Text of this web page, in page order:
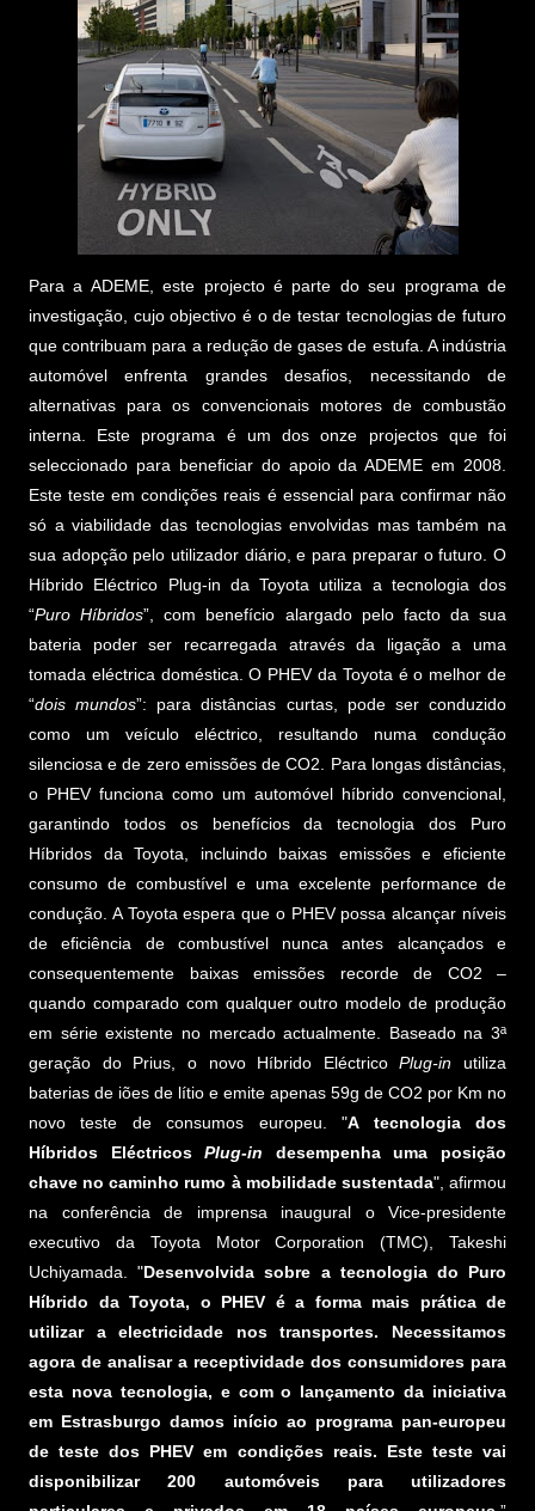
Para a ADEME, este projecto é parte do seu programa de
investigação, cujo objectivo é o de testar tecnologias de futuro
que contribuam para a redução de gases de estufa. A indústria
automóvel enfrenta grandes desafios, necessitando de
alternativas para os convencionais motores de combustão
interna. Este programa é um dos onze projectos que foi
seleccionado para beneficiar do apoio da ADEME em 2008.
Este teste em condições reais é essencial para confirmar não
só a viabilidade das tecnologias envolvidas mas também na
sua adopção pelo utilizador diário, e para preparar o futuro. O
Híbrido Eléctrico Plug-in da Toyota utiliza a tecnologia dos
“Puro Híbridos”, com benefício alargado pelo facto da sua
bateria poder ser recarregada através da ligação a uma
tomada eléctrica doméstica. O PHEV da Toyota é o melhor de
“dois mundos”: para distâncias curtas, pode ser conduzido
como um veículo eléctrico, resultando numa condução
silenciosa e de zero emissões de CO2. Para longas distâncias,
o PHEV funciona como um automóvel híbrido convencional,
garantindo todos os benefícios da tecnologia dos Puro
Híbridos da Toyota, incluindo baixas emissões e eficiente
consumo de combustível e uma excelente performance de
condução. A Toyota espera que o PHEV possa alcançar níveis
de eficiência de combustível nunca antes alcançados e
consequentemente baixas emissões recorde de CO2 –
quando comparado com qualquer outro modelo de produção
em série existente no mercado actualmente. Baseado na 3ª
geração do Prius, o novo Híbrido EléctricoPlug-in utiliza
baterias de iões de lítio e emite apenas 59g de CO2 por Km no
novo teste de consumos europeu. "A tecnologia dos
Híbridos EléctricosPlug-in desempenha uma posição
chave no caminho rumo à mobilidade sustentada", afirmou
na conferência de imprensa inaugural o Vice-presidente
executivo da Toyota Motor Corporation (TMC), Takeshi
Uchiyamada. "Desenvolvida sobre a tecnologia do Puro
Híbrido da Toyota, o PHEV é a forma mais prática de
utilizar a electricidade nos transportes. Necessitamos
agora de analisar a receptividade dos consumidores para
esta nova tecnologia, e com o lançamento da iniciativa
em Estrasburgo damos início ao programa pan-europeu
de teste dos PHEV em condições reais. Este teste vai
disponibilizar 200 automóveis para utilizadores